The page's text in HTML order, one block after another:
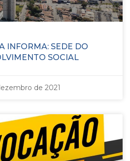
INFORMA: SEDE DO
SOCIAL
de 2021